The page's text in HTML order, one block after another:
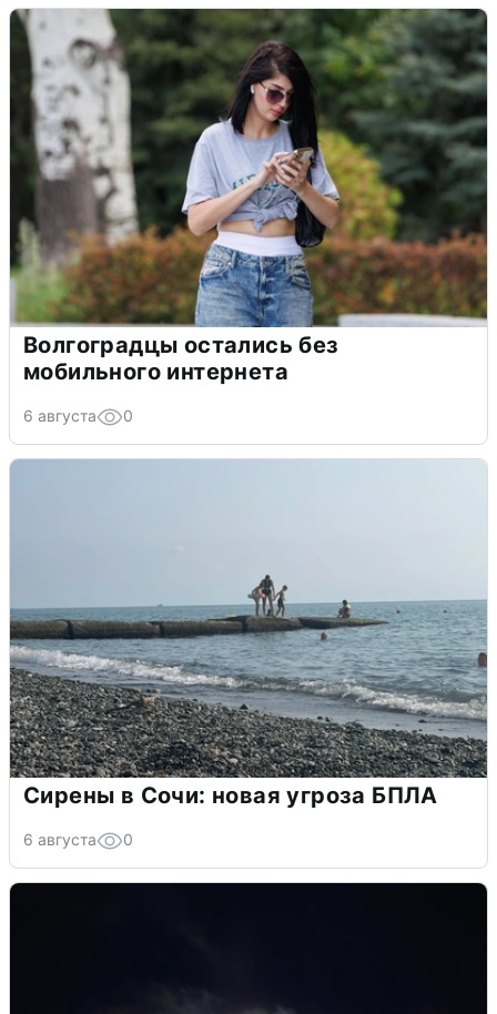
Волгоградцы остались без
мобильного интернета
6 августа 0
Сирены в Сочи: новая угроза БПЛА
6 августа 0